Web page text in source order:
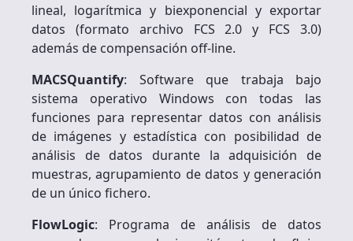
lineal, logarítmica y biexponencial y exportar
datos (formato archivo FCS 2.0 y FCS 3.0)
además de compensación off-line.
MACSQuantify: Software que trabaja bajo
sistema operativo Windows con todas las
funciones para representar datos con análisis
de imágenes y estadística con posibilidad de
análisis de datos durante la adquisición de
muestras, agrupamiento de datos y generación
de un único fichero.
FlowLogic: Programa de análisis de datos